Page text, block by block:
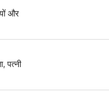
और
पत्नी